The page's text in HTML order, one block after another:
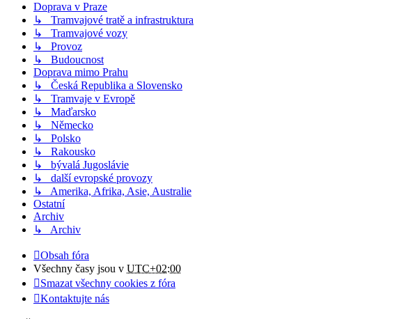
Doprava v Praze
↳ Tramvajové tratě a infrastruktura
↳ Tramvajové vozy
↳ Provoz
↳ Budoucnost
Doprava mimo Prahu
↳ Česká Republika a Slovensko
↳ Tramvaje v Evropě
↳ Maďarsko
↳ Německo
↳ Polsko
↳ Rakousko
↳ bývalá Jugoslávie
↳ další evropské provozy
↳ Amerika, Afrika, Asie, Australie
Ostatní
Archiv
↳ Archiv
Obsah fóra
Všechny časy jsou v UTC+02:00
Smazat všechny cookies z fóra
Kontaktujte nás